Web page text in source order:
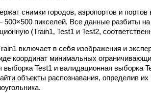
снимки городов, аэропортов и
500×500 пикселей. Все данные разбиты
(Train1, Test1 и Test2,
включает в себя изображения и
координат минимальных
выборка Test1 и валидационная выборка
объекты распознавания, определив